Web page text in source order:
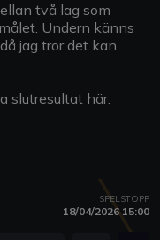
två lag som
Undern känns
jag tror det kan
slutresultat här.
SPELSTOPP
18/04/2026 15:00